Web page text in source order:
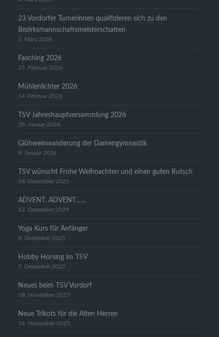
23 Vordorfer Turnerinnen qualifizieren sich zu den
Bezirksmannschaftsmeisterschaften
3. März 2026
Fasching 2026
25. Februar 2026
Mühlenlichter 2026
14. Februar 2026
TSV Jahreshauptversammlung 2026
28. Januar 2026
Glühweinwanderung der Damengymnastik
8. Januar 2026
TSV wünscht Frohe Weihnachten und einen guten Rutsch
18. Dezember 2025
ADVENT, ADVENT……
12. Dezember 2025
Yoga Kurs für Anfänger
8. Dezember 2025
Hobby Horsing im TSV
5. Dezember 2025
Neues beim TSV Vordorf
18. November 2025
Neue Trikots für die Alten Herren
16. November 2025